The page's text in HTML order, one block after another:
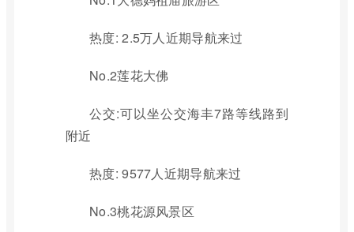
热度: 2.5万人近期导航来过
No.2莲花大佛
公交:可以坐公交海丰7路等线路到
附近
热度: 9577人近期导航来过
No.3桃花源风景区